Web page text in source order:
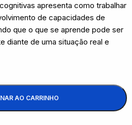
apresenta como trabalhar
de capacidades de
que o que se aprende pode ser
diante de uma situação real e
AO CARRINHO